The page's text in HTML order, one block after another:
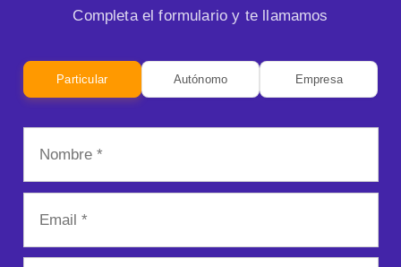
Completa el formulario y te llamamos
Particular Autónomo Empresa